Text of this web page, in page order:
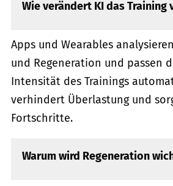
Wie verändert KI das Training
Apps und Wearables
und Regeneration und passen
Intensität des Trainings
verhindert Überlastung und
Fortschritte.
Warum wird Regeneration